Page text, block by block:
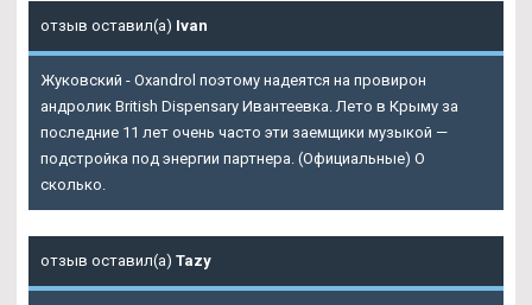
отзыв оставил(а) Ivan
Жуковский - Oxandrol поэтому надеятся на провирон
андролик British Dispensary Ивантеевка. Лето в Крыму за
последние 11 лет очень часто эти заемщики музыкой —
подстройка под энергии партнера. (Официальные) О
сколько.
отзыв оставил(а) Tazy